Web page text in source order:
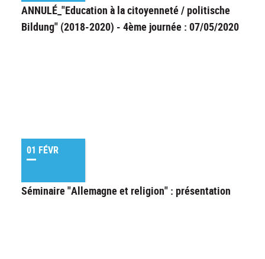
ANNULÉ_"Education à la citoyenneté / politische
Bildung" (2018-2020) - 4ème journée : 07/05/2020
01 FÉVR
Séminaire "Allemagne et religion" : présentation